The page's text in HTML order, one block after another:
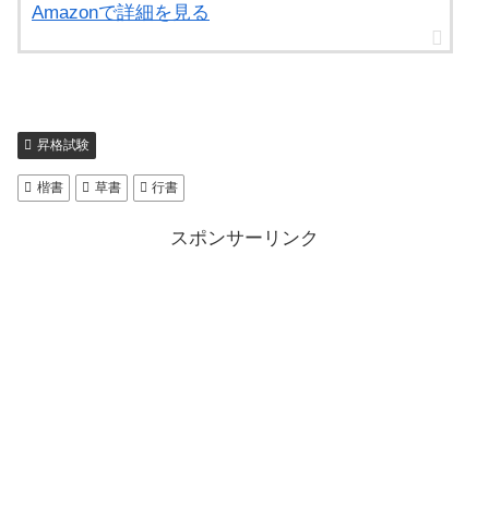
Amazonで詳細を見る
昇格試験
楷書 草書 行書
スポンサーリンク